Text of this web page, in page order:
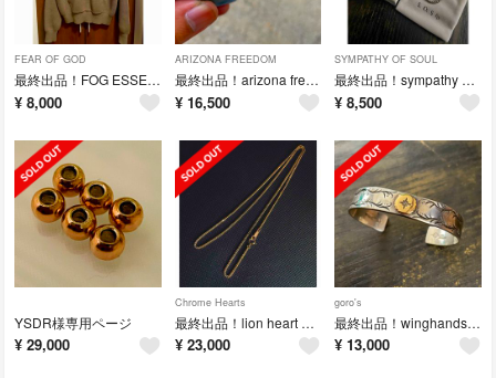
FEAR OF GOD
最終出品！FOG ESSENTIALS ブラウンカーキ ニット パーカー
¥ 8,000
ARIZONA FREEDOM
最終出品！arizona freedom K18 太陽神 バングル 10mm
¥ 16,500
SYMPATHY OF SOUL
最終出品！sympathy of soul K9 ツイストリング 19号
¥ 8,500
YSDR様専用ページ
¥ 29,000
Chrome Hearts
最終出品！lion heart K10 チェーンネックレス 50cm
¥ 23,000
goro's
最終出品！winghands K10 唐草 平打ちブレス バングル
¥ 13,000